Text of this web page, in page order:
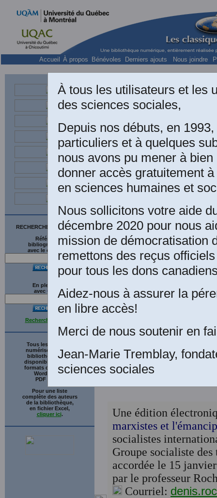
Accueil À propos Bénévoles Derniers ajouts Nous joindre
RECHERCHE SUR LE SITE
Références
bibliographiques
avec le catalogue
En plein texte
avec G gle
Recherche avancée
Tous les ouvrages
numérisés de cette
bibliothèque sont
disponibles en trois
formats de fichiers :
Word (.doc),
PDF et RTF
Pour une liste
complète des auteurs
de la bibliothèque,
en fichier Excel,
cliquer ici.
la
La
Une édition
marxistes et
socialistes
Groupe socialiste
accordée le 15
par le professeur
Courriel:
À tous les utilisateurs et les
des sciences sociales,
Depuis nos débuts, en
particuliers et à quelques
nous avons pu mener à
donner accès gratuitement
en sciences humaines et
Nous sollicitons votre aide
décembre 2020 pour nous
mission de démocratisation
remettons des reçus
pour tous les dons
Aidez-nous à assurer la
en libre accès!
Merci de nous soutenir en
Jean-Marie Tremblay,
sciences sociales